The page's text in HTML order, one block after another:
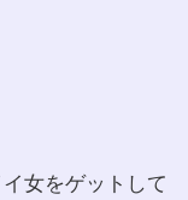
女をゲットして